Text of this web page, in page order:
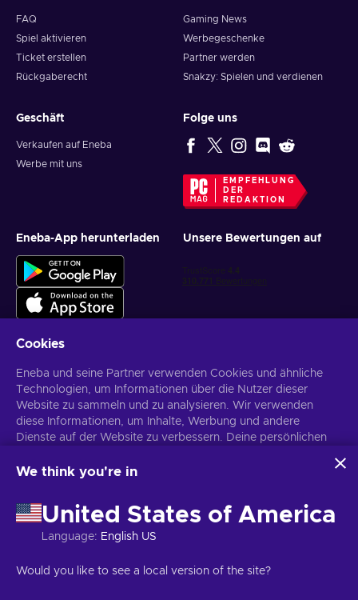
FAQ
Spiel aktivieren
Ticket erstellen
Rückgaberecht
Gaming News
Werbegeschenke
Partner werden
Snakzy: Spielen und verdienen
Geschäft
Verkaufen auf Eneba
Werbe mit uns
Folge uns
EMPFEHLUNG
DER
REDAKTION
Eneba-App herunterladen Unsere Bewertungen auf
Abonnieren
Du kannst dich jederzeit wieder abmelden. Weitere Informationen in
Copyright © 2026 Eneba. Alle Rechte vorbehalten. UAB „Helis play“,
Cookies
Eneba und seine Partner verwenden Cookies und ähnliche
Technologien, um Informationen über die Nutzer dieser
Website zu sammeln und zu analysieren. Wir verwenden
diese Informationen, um Inhalte, Werbung und andere
Dienste auf der Website zu verbessern. Deine persönlichen
verwendet werden.
Verwendung dieser Technologien durch Eneba und seine
Partner zu. Du kannst deine Zustimmung anpassen, indem du
auf „Anpassen“ klickst.
verwendet, siehe \nGoogle Business Sicherheit &
We think you're in
United States of America
Language: English US
Would you like to see a local version of the site?